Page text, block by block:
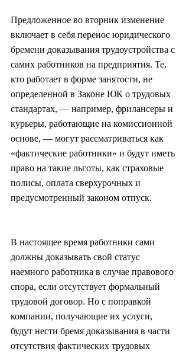
Предложенное во вторник изменение
включает в себя перенос юридического
бремени доказывания трудоустройства с
самих работников на предприятия. Те,
кто работает в форме занятости, не
определенной в Законе ЮК о трудовых
стандартах, — например, фрилансеры и
курьеры, работающие на комиссионной
основе, — могут рассматриваться как
«фактические работники» и будут иметь
право на такие льготы, как страховые
полисы, оплата сверхурочных и
предусмотренный законом отпуск.
В настоящее время работники сами
должны доказывать свой статус
наемного работника в случае правового
спора, если отсутствует формальный
трудовой договор. Но с поправкой
компании, получающие их услуги,
будут нести бремя доказывания в части
отсутствия фактических трудовых